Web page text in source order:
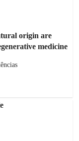
origin are
medicine